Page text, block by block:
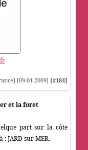
[09-01-2009] [#184]
et la foret
part sur la côte
: JARD sur MER.